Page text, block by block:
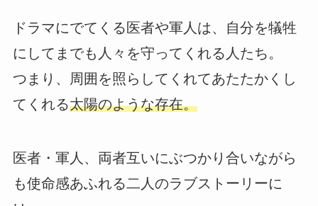
ドラマにでてくる医者や軍人は、自分を犠牲
にしてまでも人々を守ってくれる人たち。
つまり、周囲を照らしてくれてあたたかくし
てくれる太陽のような存在。
医者・軍人、両者互いにぶつかり合いながら
も使命感あふれる二人のラブストーリーに